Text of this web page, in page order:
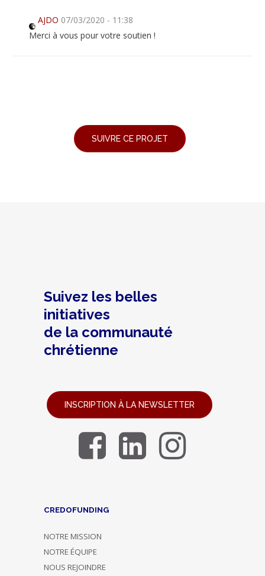
AJDO 07/03/2020 - 11:38
Merci à vous pour votre soutien !
Suivez les belles
initiatives
de la communauté
chrétienne
INSCRIPTION À LA NEWSLETTER
CREDOFUNDING
NOTRE MISSION
NOTRE ÉQUIPE
NOUS REJOINDRE